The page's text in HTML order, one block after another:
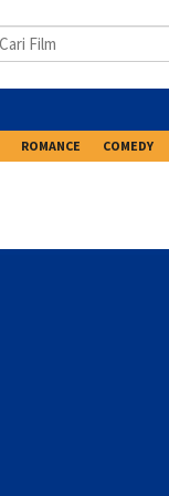
ROMANCE COMEDY